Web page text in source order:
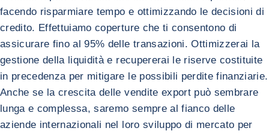
facendo risparmiare tempo e ottimizzando le decisioni di
credito. Effettuiamo coperture che ti consentono di
assicurare fino al 95% delle transazioni. Ottimizzerai la
gestione della liquidità e recupererai le riserve costituite
in precedenza per mitigare le possibili perdite finanziarie.
Anche se la crescita delle vendite export può sembrare
lunga e complessa, saremo sempre al fianco delle
aziende internazionali nel loro sviluppo di mercato per